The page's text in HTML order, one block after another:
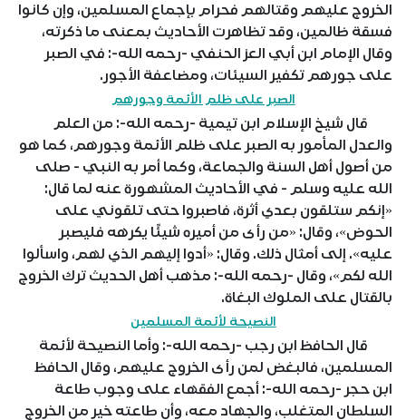
الخروج عليهم وقتالهم فحرام بإجماع المسلمين، وإن كانوا
فسقة ظالمين، وقد تظاهرت الأحاديث بمعنى ما ذكرته،
وقال الإمام ابن أبي العز الحنفي -رحمه الله-: في الصبر
على جورهم تكفير السيئات، ومضاعفة الأجور.
الصبر على ظلم الأئمة وجورهم
قال شيخ الإسلام ابن تيمية -رحمه الله-: من العلم
والعدل المأمور به الصبر على ظلم الأئمة وجورهم، كما هو
من أصول أهل السنة والجماعة، وكما أمر به النبي - صلى
الله عليه وسلم - في الأحاديث المشهورة عنه لما قال:
«إنكم ستلقون بعدي أثرة، فاصبروا حتى تلقوني على
الحوض»، وقال: «من رأى من أميره شيئًا يكرهه فليصبر
عليه». إلى أمثال ذلك. وقال: «أدوا إليهم الذي لهم، واسألوا
الله لكم»، وقال -رحمه الله-: مذهب أهل الحديث ترك الخروج
بالقتال على الملوك البغاة.
النصيحة لأئمة المسلمين
قال الحافظ ابن رجب -رحمه الله-: وأما النصيحة لأئمة
المسلمين، فالبغض لمن رأى الخروج عليهم، وقال الحافظ
ابن حجر -رحمه الله-: أجمع الفقهاء على وجوب طاعة
السلطان المتغلب، والجهاد معه، وأن طاعته خير من الخروج